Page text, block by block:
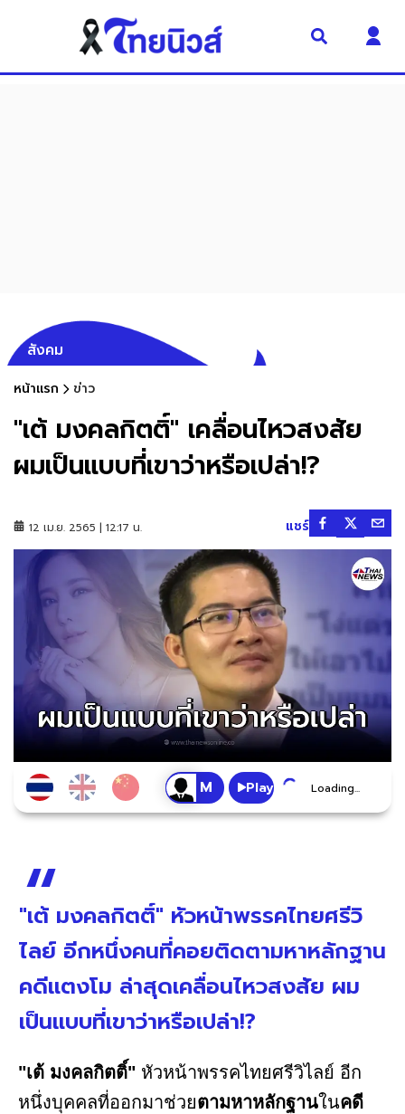
สังคม
หน้าแรก ข่าว
"เต้ มงคลกิตติ์" เคลื่อนไหวสงสัย
ผมเป็นแบบที่เขาว่าหรือเปล่า!?
12 เม.ย. 2565 | 12:17 น. แชร์
Play Loading...
"เต้ มงคลกิตติ์" หัวหน้าพรรคไทยศรีวิ
ไลย์ อีกหนึ่งคนที่คอยติดตามหาหลักฐาน
คดีแตงโม ล่าสุดเคลื่อนไหวสงสัย ผม
เป็นแบบที่เขาว่าหรือเปล่า!?
"เต้ มงคลกิตติ์" หัวหน้าพรรคไทยศรีวิไลย์ อีก
หนึ่งบุคคลที่ออกมาช่วยตามหาหลักฐานในคดี